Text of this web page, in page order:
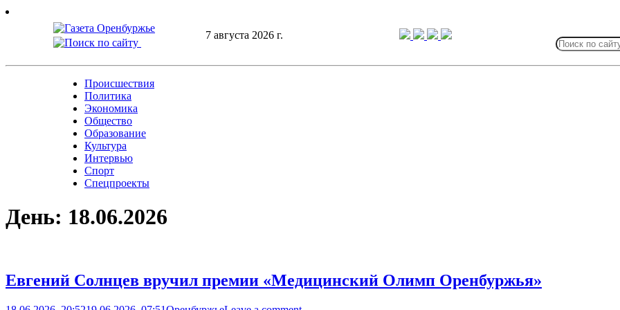
Skip
7 августа 2026 г.
for:
Происшествия
Политика
Экономика
Общество
Образование
Культура
Интервью
Спорт
Спецпроекты
День: 18.06.2026
Евгений Солнцев вручил премии «Медицинский Олимп Оренбуржья»